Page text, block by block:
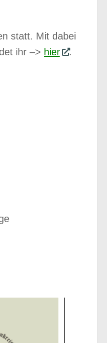
statt. Mit dabei
ihr –> hier .